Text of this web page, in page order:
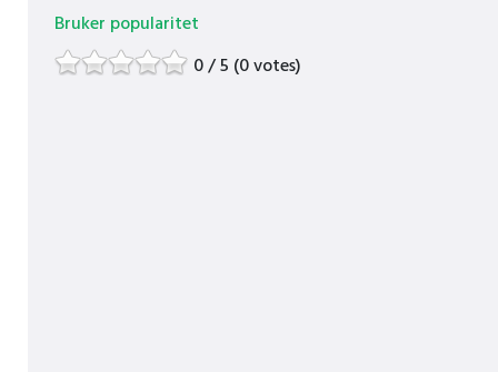
Bruker popularitet
0 / 5 (0 votes)